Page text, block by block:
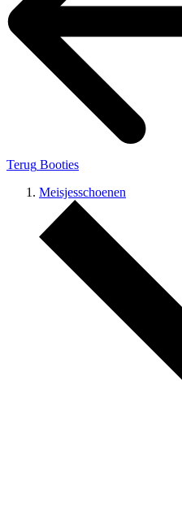
Terug Booties
Meisjesschoenen